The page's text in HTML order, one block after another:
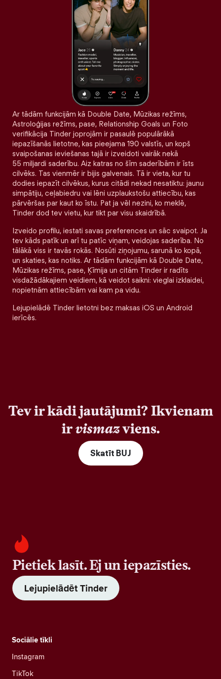
Ar tādām funkcijām kā Double Date, Mūzikas režīms,
Astroloģijas režīms, pase, Relationship Goals un Foto
verifikācija Tinder joprojām ir pasaulē populārākā
iepazīšanās lietotne, kas pieejama 190 valstīs, un kopš
svaipošanas ieviešanas tajā ir izveidoti vairāk nekā
55 miljardi saderību. Aiz katras no šīm saderībām ir īsts
cilvēks. Tas vienmēr ir bijis galvenais. Tā ir vieta, kur tu
dodies iepazīt cilvēkus, kurus citādi nekad nesatiktu: jaunu
simpātiju, ceļabiedru vai lēni uzplaukstošu attiecību, kas
pārvēršas par kaut ko īstu. Pat ja vēl nezini, ko meklē,
Tinder dod tev vietu, kur tikt par visu skaidrībā.
Izveido profilu, iestati savas preferences un sāc svaipot. Ja
tev kāds patīk un arī tu patīc viņam, veidojas saderība. No
tālākā viss ir tavās rokās. Nosūti ziņojumu, sarunā ko kopā,
un skaties, kas notiks. Ar tādām funkcijām kā Double Date,
Mūzikas režīms, pase, Ķīmija un citām Tinder ir radīts
visdažādākajiem veidiem, kā veidot saikni: vieglai izklaidei,
nopietnām attiecībām vai kam pa vidu.
Lejupielādē Tinder lietotni bez maksas iOS un Android
ierīcēs.
Tev ir kādi jautājumi? Ikvienam
irvismazviens.
Skatīt BUJ
Pietiek lasīt. Ej un iepazīsties.
Lejupielādēt Tinder
Sociālie tīkli
Instagram
TikTok